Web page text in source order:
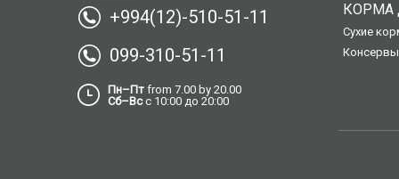
+994(12)-510-51-11
099-310-51-11
Пн–Пт from 7.00 by 20.00
Сб–Всс 10:00 до 20:00
КОРМА
Сухие
Консервы